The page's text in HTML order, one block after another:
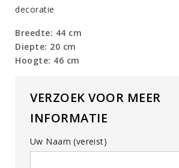
decoratie
Breedte: 44 cm
Diepte: 20 cm
Hoogte: 46 cm
VERZOEK VOOR MEER
INFORMATIE
Uw Naam (vereist)